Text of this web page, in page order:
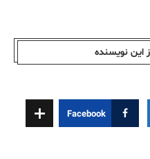
این نویسندە
Facebook